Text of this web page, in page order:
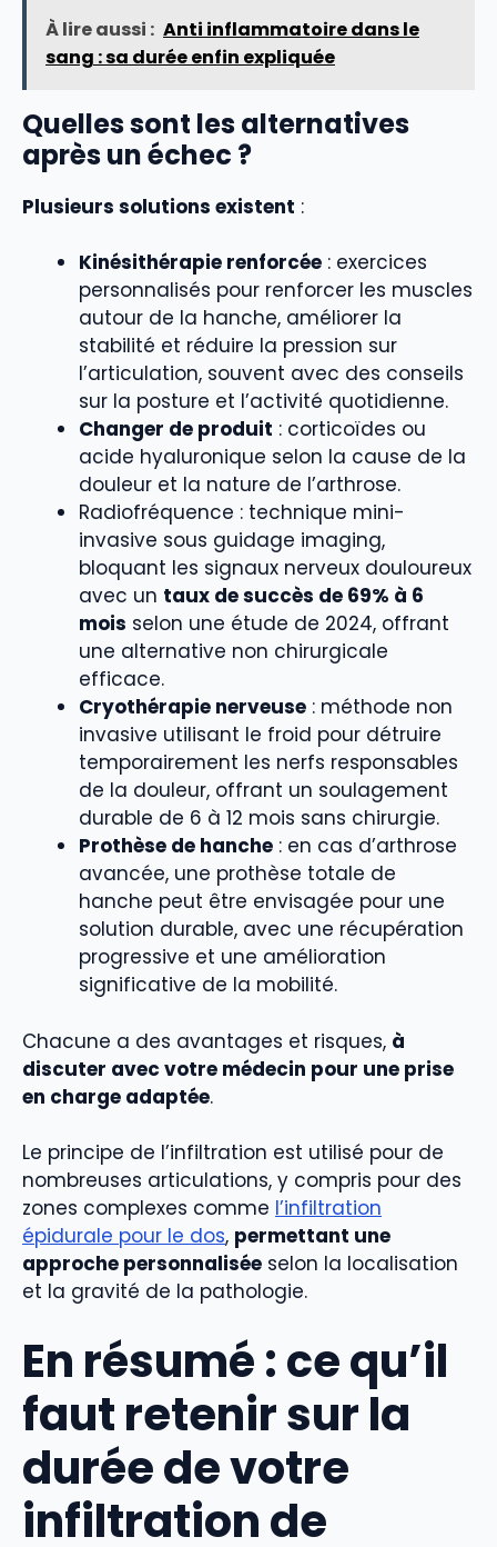
À lire aussi : Anti inflammatoire dans le
sang : sa durée enfin expliquée
Quelles sont les alternatives
après un échec ?
Plusieurs solutions existent :
Kinésithérapie renforcée : exercices
personnalisés pour renforcer les muscles
autour de la hanche, améliorer la
stabilité et réduire la pression sur
l’articulation, souvent avec des conseils
sur la posture et l’activité quotidienne.
Changer de produit : corticoïdes ou
acide hyaluronique selon la cause de la
douleur et la nature de l’arthrose.
Radiofréquence : technique mini-
invasive sous guidage imaging,
bloquant les signaux nerveux douloureux
avec un taux de succès de 69% à 6
mois selon une étude de 2024, offrant
une alternative non chirurgicale
efficace.
Cryothérapie nerveuse : méthode non
invasive utilisant le froid pour détruire
temporairement les nerfs responsables
de la douleur, offrant un soulagement
durable de 6 à 12 mois sans chirurgie.
Prothèse de hanche : en cas d’arthrose
avancée, une prothèse totale de
hanche peut être envisagée pour une
solution durable, avec une récupération
progressive et une amélioration
significative de la mobilité.
Chacune a des avantages et risques, à
discuter avec votre médecin pour une prise
en charge adaptée.
Le principe de l’infiltration est utilisé pour de
nombreuses articulations, y compris pour des
zones complexes comme l’infiltration
épidurale pour le dos, permettant une
approche personnalisée selon la localisation
et la gravité de la pathologie.
En résumé : ce qu’il
faut retenir sur la
durée de votre
infiltration de